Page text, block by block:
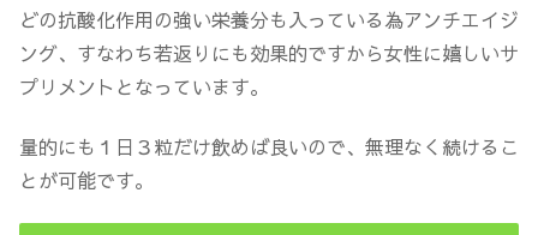
どの抗酸化作用の強い栄養分も入っている為アンチエイジ
ング、すなわち若返りにも効果的ですから女性に嬉しいサ
プリメントとなっています。
量的にも１日３粒だけ飲めば良いので、無理なく続けるこ
とが可能です。